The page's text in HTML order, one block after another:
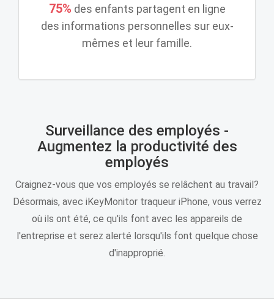
75% des enfants partagent en ligne
des informations personnelles sur eux-
mêmes et leur famille.
Surveillance des employés -
Augmentez la productivité des
employés
Craignez-vous que vos employés se relâchent au travail?
Désormais, avec iKeyMonitor traqueur iPhone, vous verrez
où ils ont été, ce qu'ils font avec les appareils de
l'entreprise et serez alerté lorsqu'ils font quelque chose
d'inapproprié.